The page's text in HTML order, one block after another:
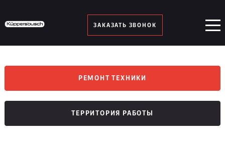
ЗАКАЗАТЬ ЗВОНОК
РЕМОНТ ТЕХНИКИ
ТЕРРИТОРИЯ РАБОТЫ